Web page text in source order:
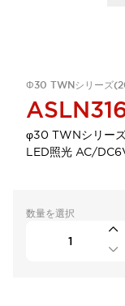
Φ30 TWNシリーズ
φ30 TWNシリー
LED照光 AC/
数量を選択